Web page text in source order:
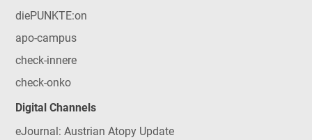
diePUNKTE:on
apo-campus
check-innere
check-onko
Digital Channels
eJournal: Austrian Atopy Update